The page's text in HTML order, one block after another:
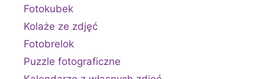
Fotokubek
Kolaże ze zdjęć
Fotobrelok
Puzzle fotograficzne